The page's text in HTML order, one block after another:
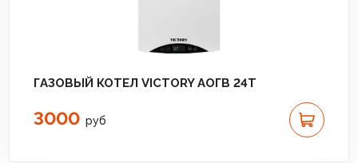
ГАЗОВЫЙ КОТЕЛ VICTORY АОГВ 24T
3000 руб